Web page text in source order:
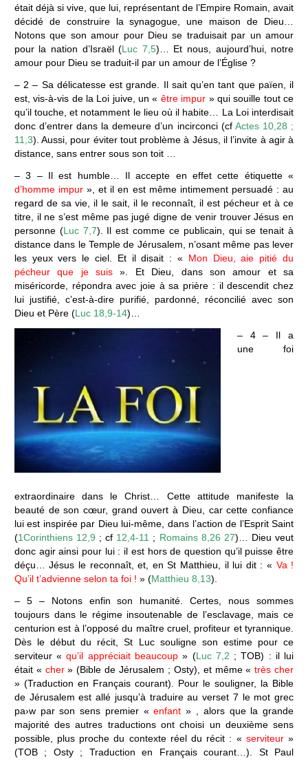
était déjà si vive, que lui, représentant de l’Empire Romain, avait
décidé de construire la synagogue, une maison de Dieu…
Notons que son amour pour Dieu se traduisait par un amour
pour la nation d’Israël (Luc 7,5)… Et nous, aujourd’hui, notre
amour pour Dieu se traduit-il par un amour de l’Église ?
– 2 – Sa délicatesse est grande. Il sait qu’en tant que païen, il
est, vis-à-vis de la Loi juive, un « être impur » qui souille tout ce
qu’il touche, et notamment le lieu où il habite… La Loi interdisait
donc d’entrer dans la demeure d’un incirconci (cf Actes 10,28 ;
11,3). Aussi, pour éviter tout problème à Jésus, il l’invite à agir à
distance, sans entrer sous son toit …
– 3 – Il est humble… Il accepte en effet cette étiquette «
d’homme impur », et il en est même intimement persuadé : au
regard de sa vie, il le sait, il le reconnaît, il est pécheur et à ce
titre, il ne s’est même pas jugé digne de venir trouver Jésus en
personne (Luc 7,7). Il est comme ce publicain, qui se tenait à
distance dans le Temple de Jérusalem, n’osant même pas lever
les yeux vers le ciel. Et il disait : « Mon Dieu, aie pitié du
pécheur que je suis ». Et Dieu, dans son amour et sa
miséricorde, répondra avec joie à sa prière : il descendit chez
lui justifié, c’est-à-dire purifié, pardonné, réconcilié avec son
Dieu et Père (Luc 18,9-14)…
– 4 – Il a
une foi
extraordinaire dans le Christ… Cette attitude manifeste la
beauté de son cœur, grand ouvert à Dieu, car cette confiance
lui est inspirée par Dieu lui-même, dans l’action de l’Esprit Saint
(1Corinthiens 12,9 ; cf 12,4-11 ; Romains 8,26 27)… Dieu veut
donc agir ainsi pour lui : il est hors de question qu’il puisse être
déçu… Jésus le reconnaît, et, en St Matthieu, il lui dit : « Va !
Qu’il t’advienne selon ta foi ! » (Matthieu 8,13).
– 5 – Notons enfin son humanité. Certes, nous sommes
toujours dans le régime insoutenable de l’esclavage, mais ce
centurion est à l’opposé du maître cruel, profiteur et tyrannique.
Dès le début du récit, St Luc souligne son estime pour ce
serviteur «qu’il appréciait beaucoup» (Luc 7,2 ; TOB) : il lui
était « cher» (Bible de Jérusalem ; Osty), et même « très cher
» (Traduction en Français courant). Pour le souligner, la Bible
de Jérusalem est allé jusqu’à traduire au verset 7 le mot grec
pa›w par son sens premier «enfant » , alors que la grande
majorité des autres traductions ont choisi un deuxième sens
possible, plus proche du contexte réel du récit : « serviteur»
(TOB ; Osty ; Traduction en Français courant…). St Paul